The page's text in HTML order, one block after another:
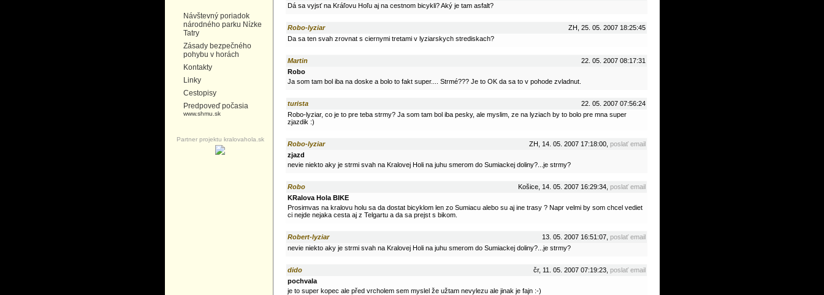
Návštevný poriadok
národného parku Nízke
Tatry
Zásady bezpečného
pohybu v horách
Kontakty
Linky
Cestopisy
Predpoveď počasia
www.shmu.sk
Partner projektu kralovahola.sk
Dá sa vyjsť na Kráľovu Hoľu aj na cestnom bicykli? Aký je tam asfalt?
Robo-lyziar
ZH, 25. 05. 2007 18:25:45
Da sa ten svah zrovnat s ciernymi tretami v lyziarskych strediskach?
Martin
22. 05. 2007 08:17:31
Robo
Ja som tam bol iba na doske a bolo to fakt super.... Strmé??? Je to OK da sa to v pohode zvladnut.
turista
22. 05. 2007 07:56:24
Robo-lyziar, co je to pre teba strmy? Ja som tam bol iba pesky, ale myslim, ze na lyziach by to bolo pre mna super
zjazdik :)
Robo-lyziar ZH, 14. 05. 2007 17:18:00, poslať email
zjazd
nevie niekto aky je strmi svah na Kralovej Holi na juhu smerom do Sumiackej doliny?...je strmy?
Robo Košice, 14. 05. 2007 16:29:34, poslať email
KRalova Hola BIKE
Prosimvas na kralovu holu sa da dostat bicyklom len zo Sumiacu alebo su aj ine trasy ? Napr velmi by som chcel vediet
ci nejde nejaka cesta aj z Telgartu a da sa prejst s bikom.
Robert-lyziar 13. 05. 2007 16:51:07, poslať email
nevie niekto aky je strmi svah na Kralovej Holi na juhu smerom do Sumiackej doliny?...je strmy?
dido čr, 11. 05. 2007 07:19:23, poslať email
pochvala
je to super kopec ale před vrcholem sem myslel že užtam nevylezu ale jinak je fajn :-)